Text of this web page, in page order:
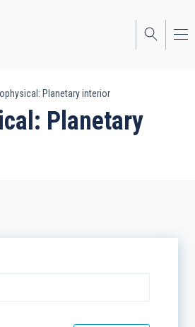
Planetary interior
Planetary